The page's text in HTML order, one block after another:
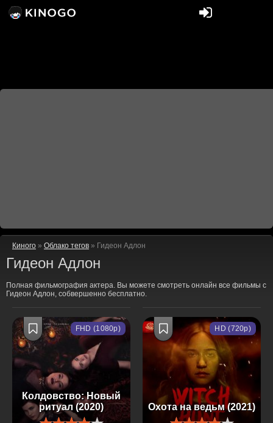
Киного » Облако тегов » Гидеон Адлон
Гидеон Адлон
Полная фильмография актера. Вы можете смотреть онлайн все фильмы с
Гидеон Адлон, собвершенно бесплатно.
Колдовство: Новый
ритуал (2020)
FHD (1080p)
Охота на ведьм (2021)
HD (720p)